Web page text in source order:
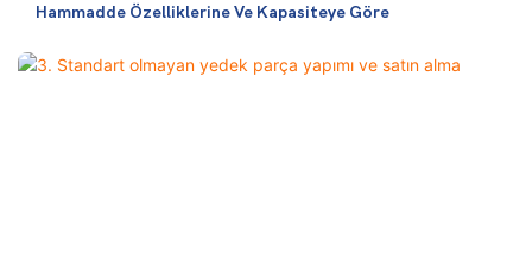
Hammadde Özelliklerine Ve Kapasiteye Göre